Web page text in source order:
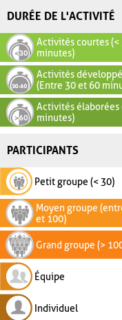
DURÉE DE L'ACTIVITÉ
Activités courtes (<
minutes)
Activités
(Entre 30 et 60
Activités élaborées
minutes)
PARTICIPANTS
Petit groupe (< 30)
Moyen groupe
et 100)
Grand groupe (>
Équipe
Individuel